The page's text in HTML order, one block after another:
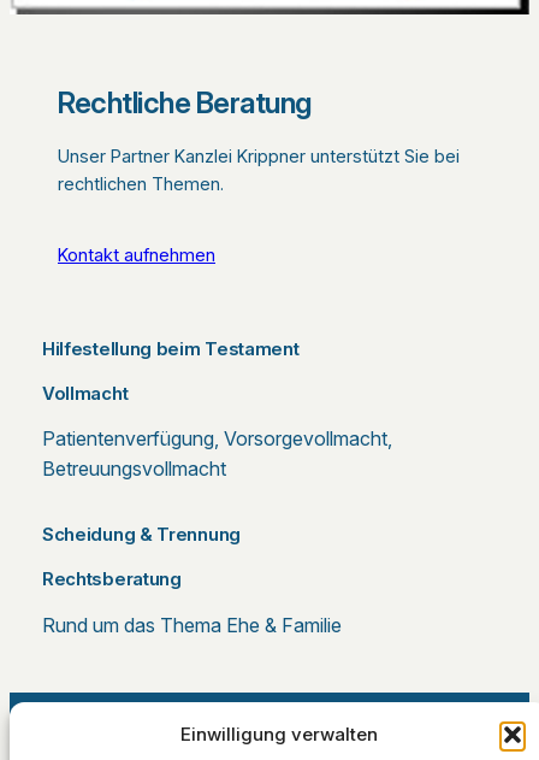
Einwilligung verwalten
Rechtliche Beratung
Unser Partner Kanzlei Krippner unterstützt Sie bei
rechtlichen Themen.
Kontakt aufnehmen
Hilfestellung beim Testament
Vollmacht
Patientenverfügung, Vorsorgevollmacht,
Betreuungsvollmacht
Scheidung & Trennung
Rechtsberatung
Rund um das Thema Ehe & Familie
Hilfe annehmen.